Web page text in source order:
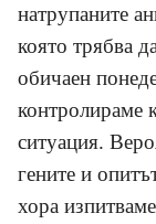
натрупаните
която трябва
обичаен
контролираме
ситуация.
гените и
хора